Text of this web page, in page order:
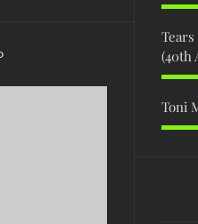
(40th
Toni